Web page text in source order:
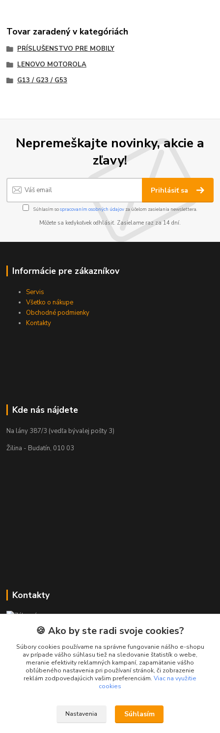
Tovar zaradený v kategóriách
PRÍSLUŠENSTVO PRE MOBILY
LENOVO MOTOROLA
G13 / G23 / G53
Nepremeškajte novinky, akcie a
zľavy!
Prihlásiť sa
Súhlasím sospracovaním osobných údajov za účelom zasielania newslettera.
Môžete sa kedykoľvek odhlásiť. Zasielame raz za 14 dní.
Informácie pre zákazníkov
Servis
Všetko o nákupe
Obchodné podmienky
Kontakty
Kde nás nájdete
Na lány 387/3 (vedľa bývalej pošty 3)
Žilina - Budatín, 010 03
Kontakty
+421 911 010 560
Po-Pia, 13-17 hod.
info@presmartfon.sk
🍪 Ako by ste radi svoje cookies?
Súbory cookies používame na správne fungovanie nášho e-shopu
av prípade vášho súhlasu tiež na sledovanie štatistík o webe,
meranie efektivity reklamných kampaní, zapamätanie vášho
obľúbeného nastavenia pri používaní stránok, či zobrazenie
reklám zodpovedajúcich vašim preferenciám. Viac na využitie
cookies
Nastavenia Súhlasím